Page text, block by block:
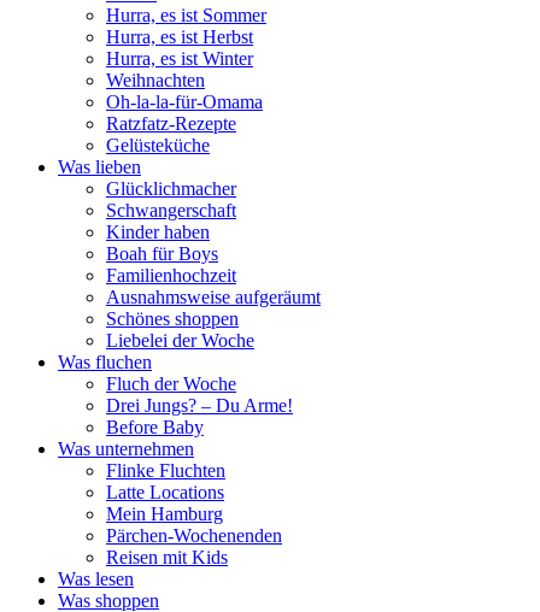
Hurra, es ist Sommer
Hurra, es ist Herbst
Hurra, es ist Winter
Weihnachten
Oh-la-la-für-Omama
Ratzfatz-Rezepte
Gelüsteküche
Was lieben
Glücklichmacher
Schwangerschaft
Kinder haben
Boah für Boys
Familienhochzeit
Ausnahmsweise aufgeräumt
Schönes shoppen
Liebelei der Woche
Was fluchen
Fluch der Woche
Drei Jungs? – Du Arme!
Before Baby
Was unternehmen
Flinke Fluchten
Latte Locations
Mein Hamburg
Pärchen-Wochenenden
Reisen mit Kids
Was lesen
Was shoppen